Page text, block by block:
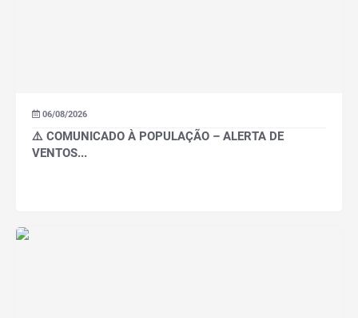
06/08/2026
⚠️ COMUNICADO À POPULAÇÃO – ALERTA DE
VENTOS...